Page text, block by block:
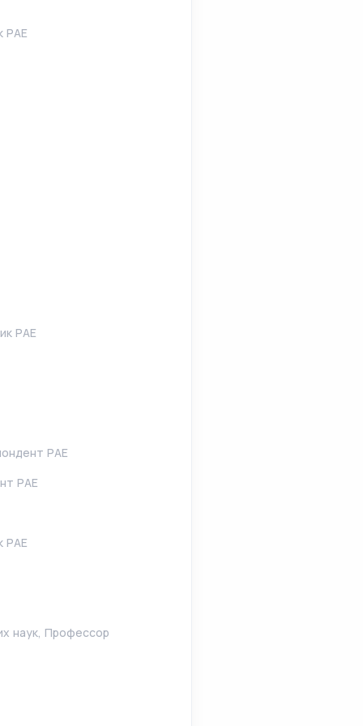
РАЕ
РАЕ
РАЕ
РАЕ
РАЕ
наук, Профессор